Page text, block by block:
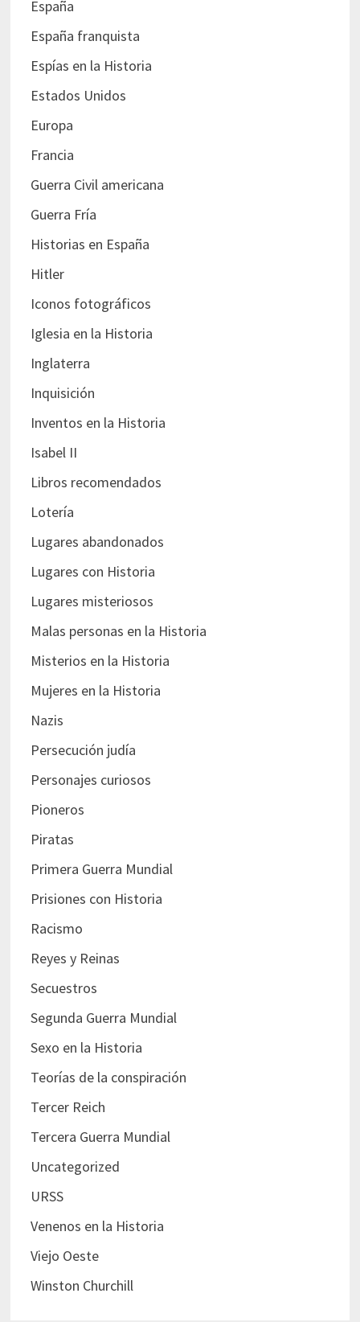
España
España franquista
Espías en la Historia
Estados Unidos
Europa
Francia
Guerra Civil americana
Guerra Fría
Historias en España
Hitler
Iconos fotográficos
Iglesia en la Historia
Inglaterra
Inquisición
Inventos en la Historia
Isabel II
Libros recomendados
Lotería
Lugares abandonados
Lugares con Historia
Lugares misteriosos
Malas personas en la Historia
Misterios en la Historia
Mujeres en la Historia
Nazis
Persecución judía
Personajes curiosos
Pioneros
Piratas
Primera Guerra Mundial
Prisiones con Historia
Racismo
Reyes y Reinas
Secuestros
Segunda Guerra Mundial
Sexo en la Historia
Teorías de la conspiración
Tercer Reich
Tercera Guerra Mundial
Uncategorized
URSS
Venenos en la Historia
Viejo Oeste
Winston Churchill